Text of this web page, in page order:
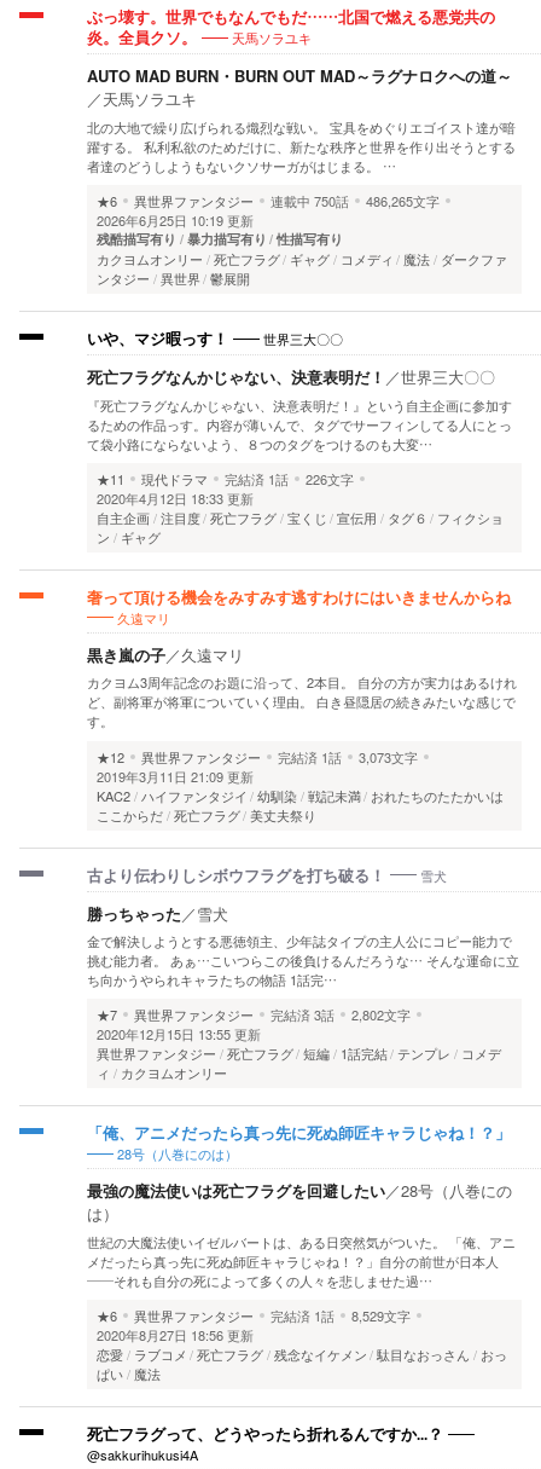
ぶっ壊す。世界でもなんでもだ……北国で燃える悪党共の
炎。全員クソ。
天馬ソラユキ
AUTO MAD BURN・BURN OUT MAD～ラグナロクへの道～
／天馬ソラユキ
北の大地で繰り広げられる熾烈な戦い。 宝具をめぐりエゴイスト達が暗
躍する。 私利私欲のためだけに、新たな秩序と世界を作り出そうとする
者達のどうしようもないクソサーガがはじまる。 …
★6
異世界ファンタジー 連載中 750話
486,265文字
2026年6月25日 10:19 更新
残酷描写有り 暴力描写有り 性描写有り
カクヨムオンリー 死亡フラグ ギャグ コメディ 魔法
ダークファ
ンタジー
異世界 鬱展開
いや、マジ暇っす！ 世界三大〇〇
死亡フラグなんかじゃない、決意表明だ！ ／世界三大〇〇
『死亡フラグなんかじゃない、決意表明だ！』という自主企画に参加す
るための作品っす。内容が薄いんで、タグでサーフィンしてる人にとっ
て袋小路にならないよう、８つのタグをつけるのも大変…
★11
現代ドラマ 完結済 1話
226文字
2020年4月12日 18:33 更新
自主企画 注目度 死亡フラグ 宝くじ 宣伝用 タグ６
フィクショ
ン
ギャグ
奢って頂ける機会をみすみす逃すわけにはいきませんからね
久遠マリ
黒き嵐の子／久遠マリ
カクヨム3周年記念のお題に沿って、2本目。 自分の方が実力はあるけれ
ど、副将軍が将軍についていく理由。 白き昼隠居の続きみたいな感じで
す。
★12
異世界ファンタジー 完結済 1話
3,073文字
2019年3月11日 21:09 更新
KAC2 ハイファンタジイ 幼馴染 戦記未満 おれたちのたたかいは
ここからだ 死亡フラグ 美丈夫祭り
古より伝わりしシボウフラグを打ち破る！ 雪犬
勝っちゃった ／雪犬
金で解決しようとする悪徳領主、少年誌タイプの主人公にコピー能力で
挑む能力者。 あぁ…こいつらこの後負けるんだろうな… そんな運命に立
ち向かうやられキャラたちの物語 1話完…
★7
異世界ファンタジー 完結済3話
2,802文字
2020年12月15日 13:55 更新
異世界ファンタジー
死亡フラグ 短編 1話完結 テンプレ
コメデ
ィ
カクヨムオンリー
「俺、アニメだったら真っ先に死ぬ師匠キャラじゃね！？」
28号（八巻にのは）
最強の魔法使いは死亡フラグを回避したい／28号（八巻にの
は）
世紀の大魔法使いイゼルバートは、ある日突然気がついた。 「俺、アニ
メだったら真っ先に死ぬ師匠キャラじゃね！？」自分の前世が日本人
――それも自分の死によって多くの人々を悲しませた過…
★6
異世界ファンタジー 完結済 1話
8,529文字
2020年8月27日 18:56 更新
恋愛
ラブコメ 死亡フラグ 残念なイケメン 駄目なおっさん
おっ
ぱい
魔法
死亡フラグって、どうやったら折れるんですか...？
@sakkurihukusi4A